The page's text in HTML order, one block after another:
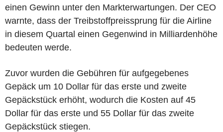
einen Gewinn unter den Markterwartungen. Der CEO
warnte, dass der Treibstoffpreissprung für die Airline
in diesem Quartal einen Gegenwind in Milliardenhöhe
bedeuten werde.
Zuvor wurden die Gebühren für aufgegebenes
Gepäck um 10 Dollar für das erste und zweite
Gepäckstück erhöht, wodurch die Kosten auf 45
Dollar für das erste und 55 Dollar für das zweite
Gepäckstück stiegen.